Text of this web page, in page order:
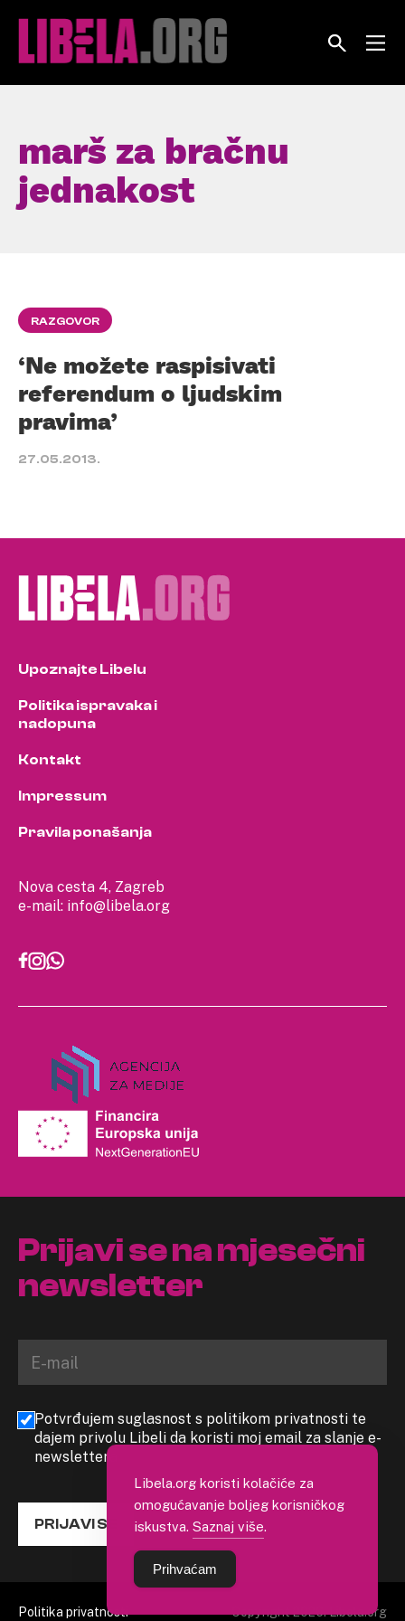
marš za bračnu
jednakost
RAZGOVOR
‘Ne možete raspisivati
referendum o ljudskim
pravima’
27.05.2013.
Nova cesta 4, Zagreb
e-mail: info@libela.org
Upoznajte Libelu
Politika ispravaka i
nadopuna
Kontakt
Impressum
Pravila ponašanja
Prijavi se na mjesečni
newsletter
Potvrđujem suglasnost s politikom privatnosti te
dajem privolu Libeli da koristi moj email za slanje e-
newslettera
PRIJAVI SE
Politika privatnosti Copyright 2026. Libela.org
Libela.org koristi kolačiće za
omogućavanje boljeg korisničkog
iskustva. Saznaj više.
Prihvaćam